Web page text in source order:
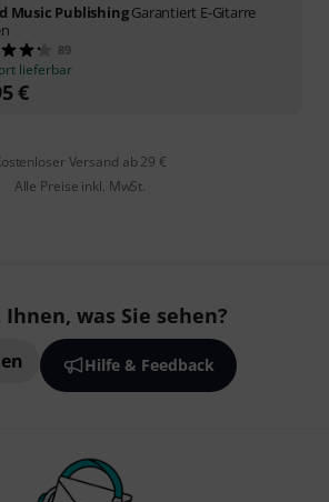
Music PublishingGarantiert E-Gitarre
89
lieferbar
€
Versand ab 29 €
Alle Preise inkl. MwSt.
was Sie sehen?
Hilfe & Feedback